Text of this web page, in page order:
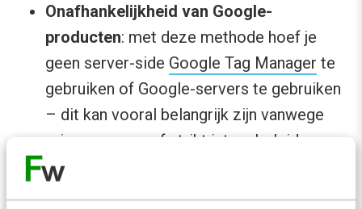
Onafhankelijkheid van Google-
producten: met deze methode hoef je
geen server-side Google Tag Manager te
gebruiken of Google-servers te gebruiken
– dit kan vooral belangrijk zijn vanwege
privacyzorgen of strikt intern beleid.